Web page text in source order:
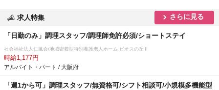
求人特集 さらに見る
「日勤のみ」調理スタッフ/調理師免許必須/ショートステイ
社会福祉法人仁風会/地域密着型特別養護老人ホーム ビオスの丘Ⅱ
時給1,177円
アルバイト・パート / 大阪府
「週1から可」調理スタッフ/無資格可/シフト相談可/小規模多機能型